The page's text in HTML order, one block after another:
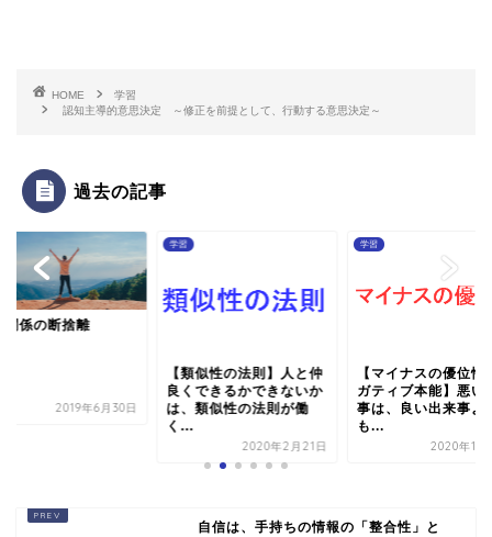
HOME
学習
認知主導的意思決定 ～修正を前提として、行動する意思決定～
過去の記事
関係の断捨離
2019年6月30日
学習
【類似性の法則】人と仲
良くできるかできないか
は、類似性の法則が働
く...
2020年2月21日
学習
【マイナスの優位性
ガティブ本能】悪い
事は、良い出来事よ
も...
2020年10
自信は、手持ちの情報の「整合性」と